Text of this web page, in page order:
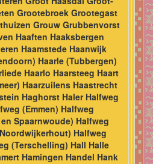
Grootebroek Grootegast
Grouw Grubbenvorst
Haaften Haaksbergen
Haamstede Haanwijk
Haarle (Tubbergen)
Haarlo Haarsteeg Haart
Haarzuilens Haastrecht
Haghorst Haler Halfweg
(Emmen) Halfweg
Spaarnwoude) Halfweg
Halfweg
(Terschelling) Hall Halle
Hamingen Handel Hank